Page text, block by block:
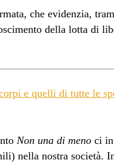
che evidenzia,
della lotta di
e quelli di tutte le
Non una di menoci
nella nostra società.